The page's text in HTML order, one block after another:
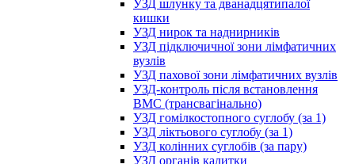
УЗД шлунку та дванадцятипалої
кишки
УЗД нирок та наднирників
УЗД підключичної зони лімфатичних
вузлів
УЗД пахової зони лімфатичних вузлів
УЗД-контроль після встановлення
ВМС (трансвагінально)
УЗД гомілкостопного суглобу (за 1)
УЗД ліктьового суглобу (за 1)
УЗД колінних суглобів (за пару)
УЗД органів калитки